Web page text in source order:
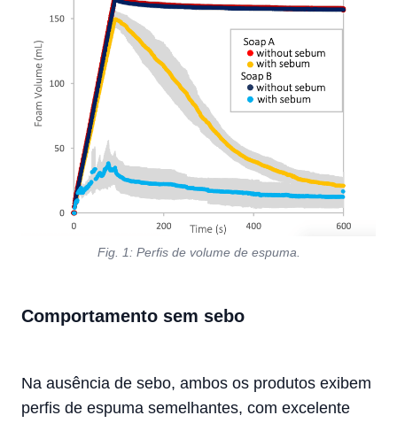
Fig. 1: Perfis de volume de espuma.
Comportamento sem sebo
Na ausência de sebo, ambos os produtos exibem
perfis de espuma semelhantes, com excelente